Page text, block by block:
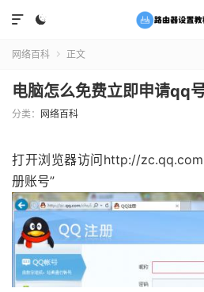


网络百科  正文
电脑怎么免费立即申请qq
分类： 网络百科
打开浏览器访问http://
册账号”